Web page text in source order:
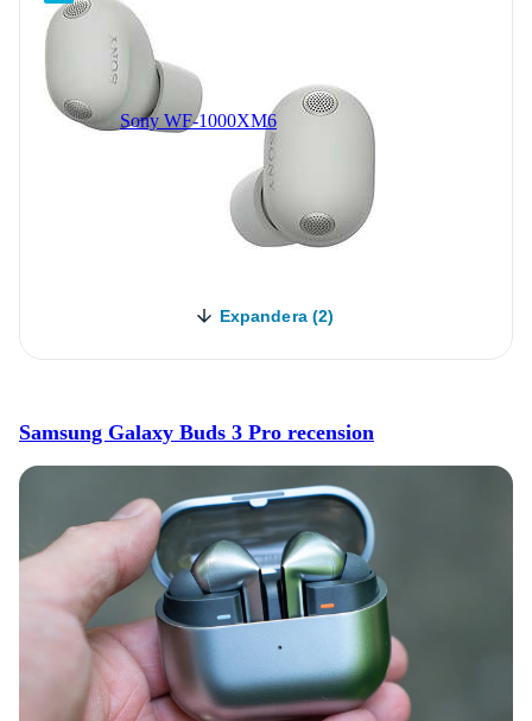
Sony WF-1000XM6
Expandera (2)
Samsung Galaxy Buds 3 Pro recension